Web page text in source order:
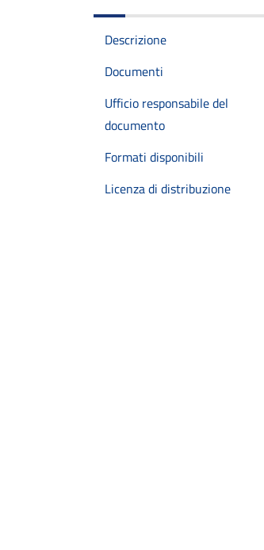
Descrizione
Documenti
Ufficio responsabile del
documento
Formati disponibili
Licenza di distribuzione